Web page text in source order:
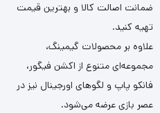
ضمانت اصالت کالا و بهترین قیمت
تهیه کنید.
علاوه بر محصولات گیمینگ،
مجموعه‌ای متنوع از اکشن فیگور،
فانکو پاپ و لگوهای اورجینال نیز در
عصر بازی عرضه می‌شود.